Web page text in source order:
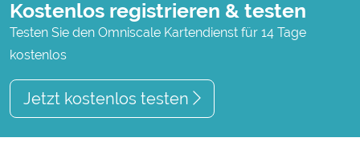
Kostenlos registrieren & testen
Testen Sie den Omniscale Kartendienst für 14 Tage
kostenlos
Jetzt kostenlos testen